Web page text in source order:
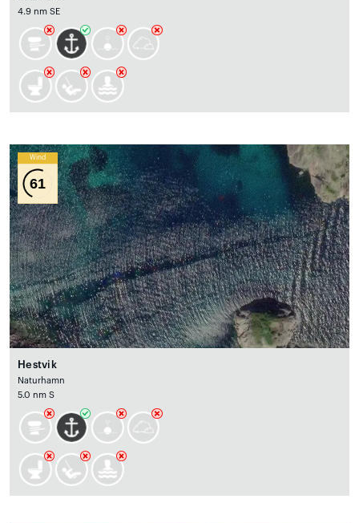
4.9 nm SE
Wind
61
Hestvik
Naturhamn
5.0 nm S